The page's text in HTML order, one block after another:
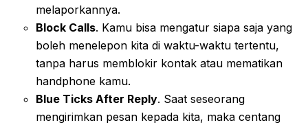
melaporkannya.
Block Calls. Kamu bisa mengatur siapa saja yang
boleh menelepon kita di waktu-waktu tertentu,
tanpa harus memblokir kontak atau mematikan
handphone kamu.
Blue Ticks After Reply. Saat seseorang
mengirimkan pesan kepada kita, maka centang